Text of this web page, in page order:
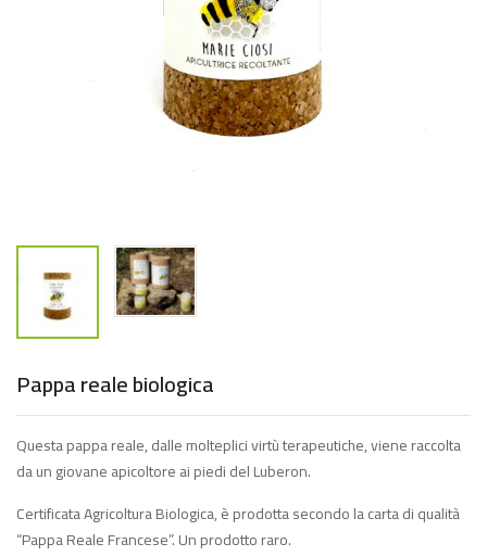
Pappa reale biologica
Questa pappa reale, dalle molteplici virtù terapeutiche, viene raccolta
da un giovane apicoltore ai piedi del Luberon.
Certificata Agricoltura Biologica, è prodotta secondo la carta di qualità
“Pappa Reale Francese”. Un prodotto raro.